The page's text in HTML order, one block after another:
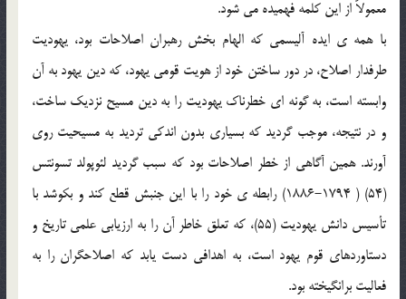
معمولاً از اين كلمه فهميده مي شود.
با همه ي ايده آليسمي كه الهام بخش رهبران اصلاحات بود، يهوديت
طرفدار اصلاح، در دور ساختن خود از هويت قومي يهود، كه دين يهود به آن
وابسته است، به گونه اي خطرناك يهوديت را به دين مسيح نزديك ساخت،
و در نتيجه، موجب گرديد كه بسياري بدون اندكي ترديد به مسيحيت روي
آورند. همين آگاهي از خطر اصلاحات بود كه سبب گرديد لئوپولد تسونتس
(54) ( 1794-1886) رابطه ي خود را با اين جنبش قطع كند و بكوشد با
تأسيس دانش يهوديت (55)، كه تعلق خاطر آن را به ارزيابي علمي تاريخ و
دستاوردهاي قوم يهود است، به اهدافي دست يابد كه اصلاحگران را به
فعاليت برانگيخته بود.